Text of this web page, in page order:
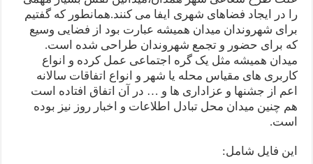
را در ایجاد فضاهای شهری ایفا می کنند.همانطور که گفتیم
برای شهروندان میدان همیشه عبارت بود از فضایی وسیع
که برای حضور و تجمع شهروندان طراحی شده است.
میدان همیشه مثل یک گره اجتماعی عمل کرده و انواع
کاربری های مقیاس محله یا شهر و انواع اتفاقات سالانه
اعم از جشنها و عزاداری ها و … در آن اتفاق افتاده است
هم چنین میدان محل تبادل اطلاعات و اخبار روز نیز بوده
است.
این فایل شامل: